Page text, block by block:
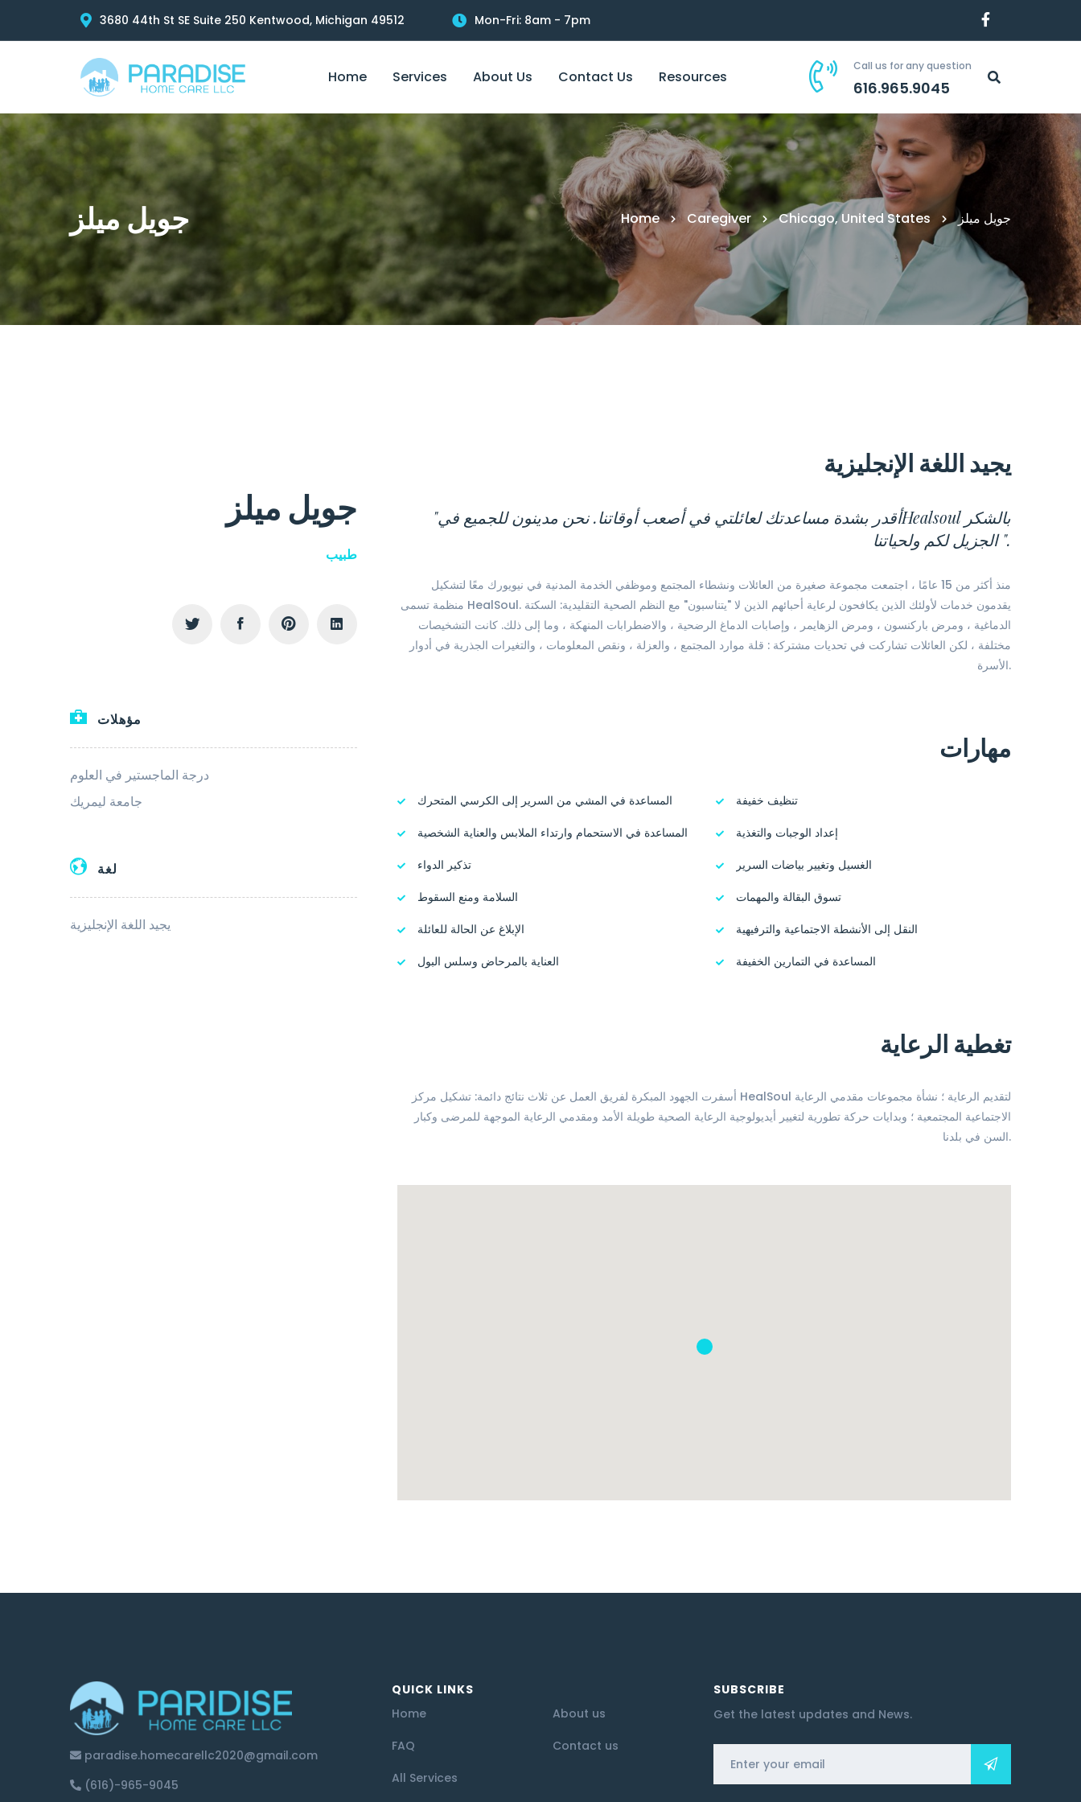
3680 44th St SE Suite 250 Kentwood, Michigan 49512 Mon-Fri: 8am - 7pm
Home Services About Us Contact Us Resources
Call us for any question
616.965.9045
جويل ميلز Home Caregiver Chicago, United States جويل ميلز
جويل ميلز
طبيب
مؤهلات
درجة الماجستير في العلوم
جامعة ليمريك
لغة
يجيد اللغة الإنجليزية
يجيد اللغة الإنجليزية
"أقدر بشدة مساعدتك لعائلتي في أصعب أوقاتنا. نحن مدينون للجميع فيHealsoul بالشكر
الجزيل لكم ولحياتنا ".
منذ أكثر من 15 عامًا ، اجتمعت مجموعة صغيرة من العائلات ونشطاء المجتمع وموظفي الخدمة المدنية في نيويورك معًا لتشكيل
منظمة تسمى HealSoul. يقدمون خدمات لأولئك الذين يكافحون لرعاية أحبائهم الذين لا "يتناسبون" مع النظم الصحية التقليدية: السكتة
الدماغية ، ومرض باركنسون ، ومرض الزهايمر ، وإصابات الدماغ الرضحية ، والاضطرابات المنهكة ، وما إلى ذلك. كانت التشخيصات
مختلفة ، لكن العائلات تشاركت في تحديات مشتركة : قلة موارد المجتمع ، والعزلة ، ونقص المعلومات ، والتغيرات الجذرية في أدوار
الأسرة.
مهارات
المساعدة في المشي من السرير إلى الكرسي المتحرك
المساعدة في الاستحمام وارتداء الملابس والعناية الشخصية
تذكير الدواء
السلامة ومنع السقوط
الإبلاغ عن الحالة للعائلة
العناية بالمرحاض وسلس البول
تنظيف خفيفة
إعداد الوجبات والتغذية
الغسيل وتغيير بياضات السرير
تسوق البقالة والمهمات
النقل إلى الأنشطة الاجتماعية والترفيهية
المساعدة في التمارين الخفيفة
تغطية الرعاية
أسفرت الجهود المبكرة لفريق العمل عن ثلاث نتائج دائمة: تشكيل مركز HealSoul لتقديم الرعاية ؛ نشأة مجموعات مقدمي الرعاية
الاجتماعية المجتمعية ؛ وبدايات حركة تطورية لتغيير أيديولوجية الرعاية الصحية طويلة الأمد ومقدمي الرعاية الموجهة للمرضى وكبار
السن في بلدنا.
paradise.homecarellc2020@gmail.com
(616)-965-9045
QUICK LINKS
Home
About us
FAQ
Contact us
All Services
SUBSCRIBE
Get the latest updates and News.